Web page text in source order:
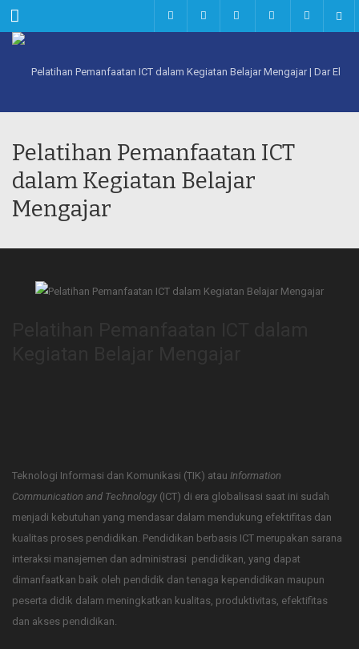
Menu
Pelatihan Pemanfaatan ICT
dalam Kegiatan Belajar
Mengajar
Teknologi Informasi dan Komunikasi (TIK) atau Information
Communication and Technology (ICT) di era globalisasi saat ini sudah
menjadi kebutuhan yang mendasar dalam mendukung efektifitas dan
kualitas proses pendidikan. Pendidikan berbasis ICT merupakan sarana
interaksi manajemen dan administrasi pendidikan, yang dapat
dimanfaatkan baik oleh pendidik dan tenaga kependidikan maupun
peserta didik dalam meningkatkan kualitas, produktivitas, efektifitas
dan akses pendidikan.